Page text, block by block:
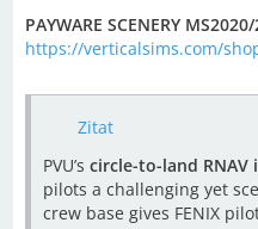
PAYWARE SCENERY
https://verticalsims.com/
Zitat
PVU’s circle-to-land RNAV
pilots a challenging yet
crew base gives FENIX